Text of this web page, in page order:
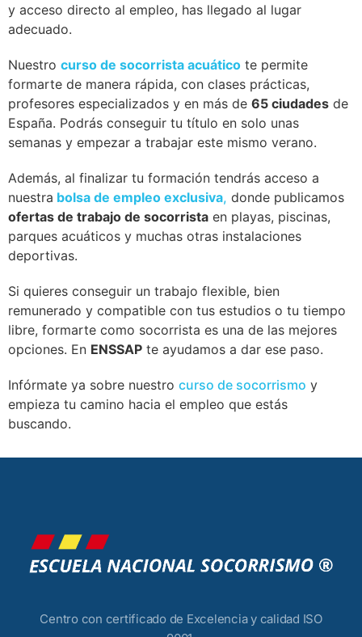
y acceso directo al empleo, has llegado al lugar
adecuado.
Nuestro curso de socorrista acuático te permite
formarte de manera rápida, con clases prácticas,
profesores especializados y en más de 65 ciudades de
España. Podrás conseguir tu título en solo unas
semanas y empezar a trabajar este mismo verano.
Además, al finalizar tu formación tendrás acceso a
nuestra bolsa de empleo exclusiva, donde publicamos
ofertas de trabajo de socorrista en playas, piscinas,
parques acuáticos y muchas otras instalaciones
deportivas.
Si quieres conseguir un trabajo flexible, bien
remunerado y compatible con tus estudios o tu tiempo
libre, formarte como socorrista es una de las mejores
opciones. En ENSSAP te ayudamos a dar ese paso.
Infórmate ya sobre nuestro curso de socorrismo y
empieza tu camino hacia el empleo que estás
buscando.
Centro con certificado de Excelencia y calidad ISO